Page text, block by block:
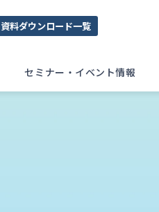
資料ダウンロード一覧
セミナー・イベント情報